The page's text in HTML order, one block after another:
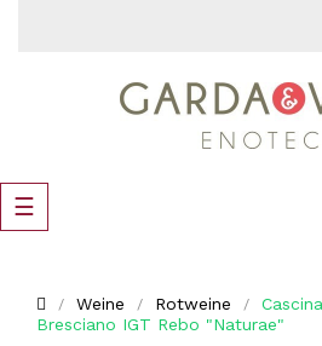
Umschalten
der
☰
Weine Rotweine
Bresciano IGT Rebo "Naturae"